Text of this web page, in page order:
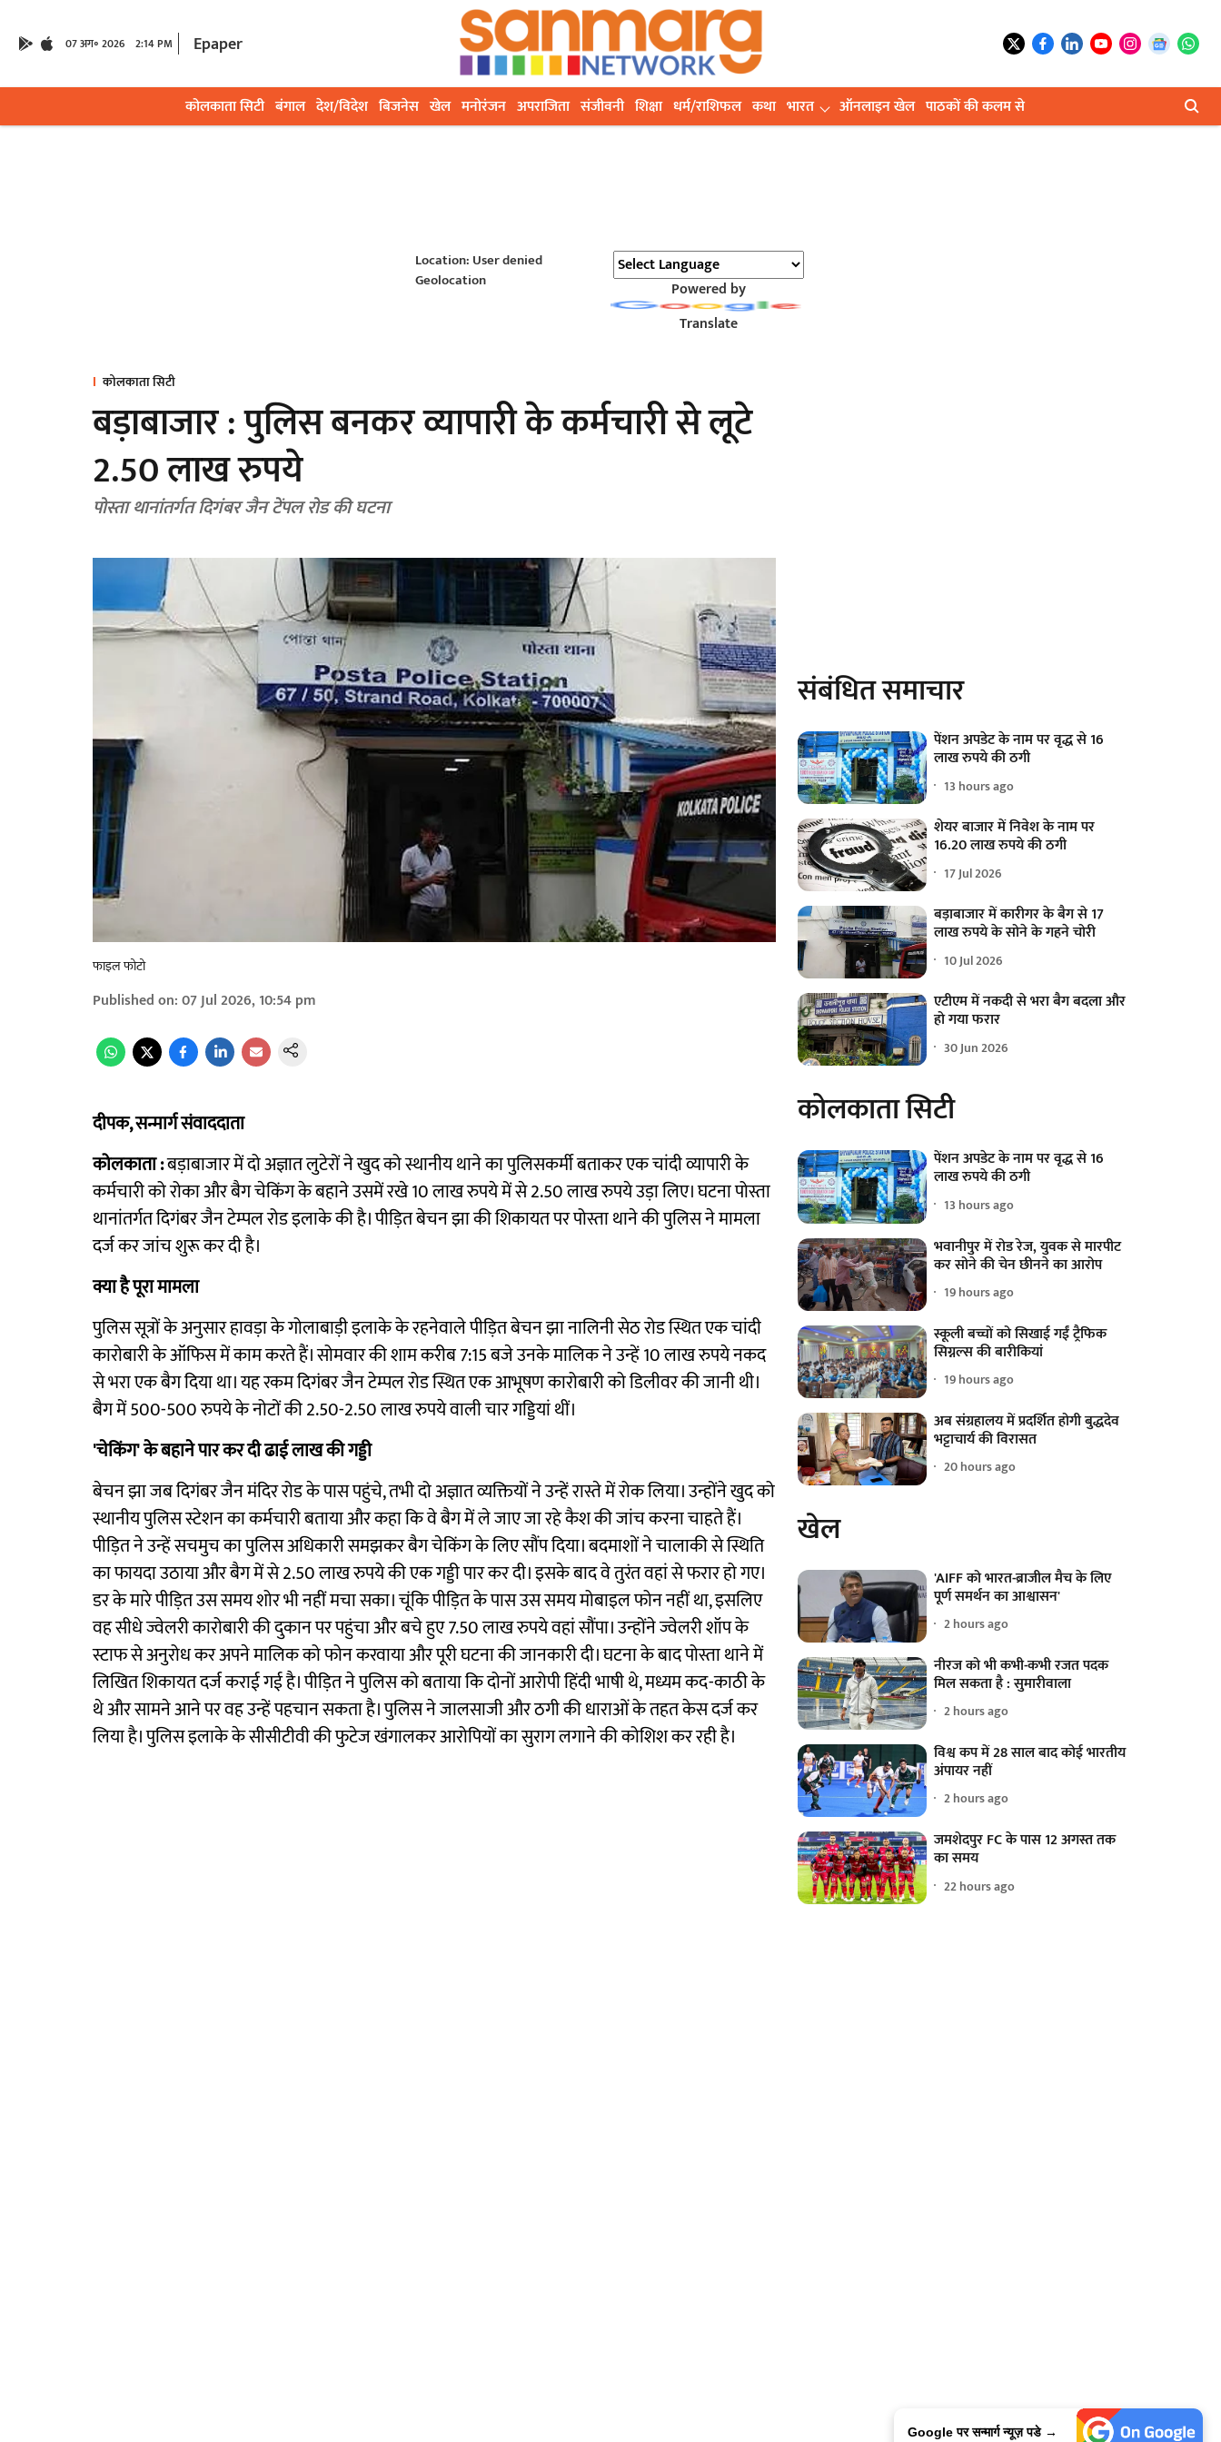
07 अग॰ 2026 2:14 PM Epaper
कोलकाता सिटी बंगाल देश/विदेश बिजनेस खेल मनोरंजन अपराजिता संजीवनी शिक्षा धर्म/राशिफल कथा भारत ऑनलाइन खेल पाठकों की कलम से
Location: User denied
Geolocation
Powered by
Translate
कोलकाता सिटी
बड़ाबाजार : पुलिस बनकर व्यापारी के कर्मचारी से लूटे
2.50 लाख रुपये
पोस्ता थानांतर्गत दिगंबर जैन टेंपल रोड की घटना
फाइल फोटो
Published on:07 Jul 2026, 10:54 pm
दीपक, सन्मार्ग संवाददाता
कोलकाता :बड़ाबाजार में दो अज्ञात लुटेरों ने खुद को स्थानीय थाने का पुलिसकर्मी बताकर एक चांदी व्यापारी के
कर्मचारी को रोका और बैग चेकिंग के बहाने उसमें रखे 10 लाख रुपये में से 2.50 लाख रुपये उड़ा लिए। घटना पोस्ता
थानांतर्गत दिगंबर जैन टेम्पल रोड इलाके की है। पीड़ित बेचन झा की शिकायत पर पोस्ता थाने की पुलिस ने मामला
दर्ज कर जांच शुरू कर दी है।
क्या है पूरा मामला
पुलिस सूत्रों के अनुसार हावड़ा के गोलाबाड़ी इलाके के रहनेवाले पीड़ित बेचन झा नालिनी सेठ रोड स्थित एक चांदी
कारोबारी के ऑफिस में काम करते हैं। सोमवार की शाम करीब 7:15 बजे उनके मालिक ने उन्हें 10 लाख रुपये नकद
से भरा एक बैग दिया था। यह रकम दिगंबर जैन टेम्पल रोड स्थित एक आभूषण कारोबारी को डिलीवर की जानी थी।
बैग में 500-500 रुपये के नोटों की 2.50-2.50 लाख रुपये वाली चार गड्डियां थीं।
'चेकिंग' के बहाने पार कर दी ढाई लाख की गड्डी
बेचन झा जब दिगंबर जैन मंदिर रोड के पास पहुंचे, तभी दो अज्ञात व्यक्तियों ने उन्हें रास्ते में रोक लिया। उन्होंने खुद को
स्थानीय पुलिस स्टेशन का कर्मचारी बताया और कहा कि वे बैग में ले जाए जा रहे कैश की जांच करना चाहते हैं।
पीड़ित ने उन्हें सचमुच का पुलिस अधिकारी समझकर बैग चेकिंग के लिए सौंप दिया। बदमाशों ने चालाकी से स्थिति
का फायदा उठाया और बैग में से 2.50 लाख रुपये की एक गड्डी पार कर दी। इसके बाद वे तुरंत वहां से फरार हो गए।
डर के मारे पीड़ित उस समय शोर भी नहीं मचा सका। चूंकि पीड़ित के पास उस समय मोबाइल फोन नहीं था, इसलिए
वह सीधे ज्वेलरी कारोबारी की दुकान पर पहुंचा और बचे हुए 7.50 लाख रुपये वहां सौंपा। उन्होंने ज्वेलरी शॉप के
स्टाफ से अनुरोध कर अपने मालिक को फोन करवाया और पूरी घटना की जानकारी दी। घटना के बाद पोस्ता थाने में
लिखित शिकायत दर्ज कराई गई है। पीड़ित ने पुलिस को बताया कि दोनों आरोपी हिंदी भाषी थे, मध्यम कद-काठी के
थे और सामने आने पर वह उन्हें पहचान सकता है। पुलिस ने जालसाजी और ठगी की धाराओं के तहत केस दर्ज कर
लिया है। पुलिस इलाके के सीसीटीवी की फुटेज खंगालकर आरोपियों का सुराग लगाने की कोशिश कर रही है।
संबंधित समाचार
पेंशन अपडेट के नाम पर वृद्ध से 16
लाख रुपये की ठगी
13 hours ago
शेयर बाजार में निवेश के नाम पर
16.20 लाख रुपये की ठगी
17 Jul 2026
बड़ाबाजार में कारीगर के बैग से 17
लाख रुपये के सोने के गहने चोरी
10 Jul 2026
एटीएम में नकदी से भरा बैग बदला और
हो गया फरार
30 Jun 2026
कोलकाता सिटी
पेंशन अपडेट के नाम पर वृद्ध से 16
लाख रुपये की ठगी
13 hours ago
भवानीपुर में रोड रेज, युवक से मारपीट
कर सोने की चेन छीनने का आरोप
19 hours ago
स्कूली बच्चों को सिखाई गईं ट्रैफिक
सिग्नल्स की बारीकियां
19 hours ago
अब संग्रहालय में प्रदर्शित होगी बुद्धदेव
भट्टाचार्य की विरासत
20 hours ago
खेल
'AIFF को भारत-ब्राजील मैच के लिए
पूर्ण समर्थन का आश्वासन'
2 hours ago
नीरज को भी कभी-कभी रजत पदक
मिल सकता है : सुमारीवाला
2 hours ago
विश्व कप में 28 साल बाद कोई भारतीय
अंपायर नहीं
2 hours ago
जमशेदपुर FC के पास 12 अगस्त तक
का समय
22 hours ago
Google पर सन्मार्ग न्यूज़ पडे →